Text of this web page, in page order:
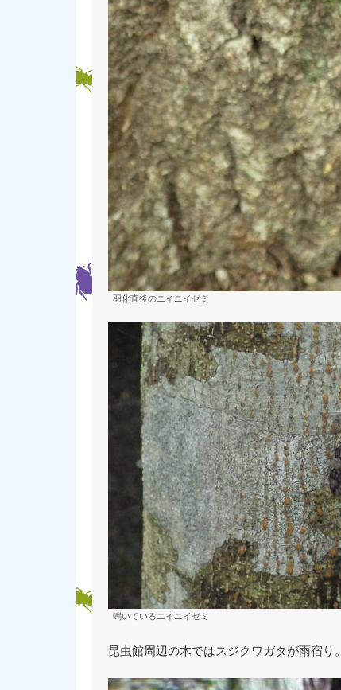
羽化直後のニイニイゼミ
鳴いているニイニイゼミ
昆虫館周辺の木ではスジクワガタが雨宿り。